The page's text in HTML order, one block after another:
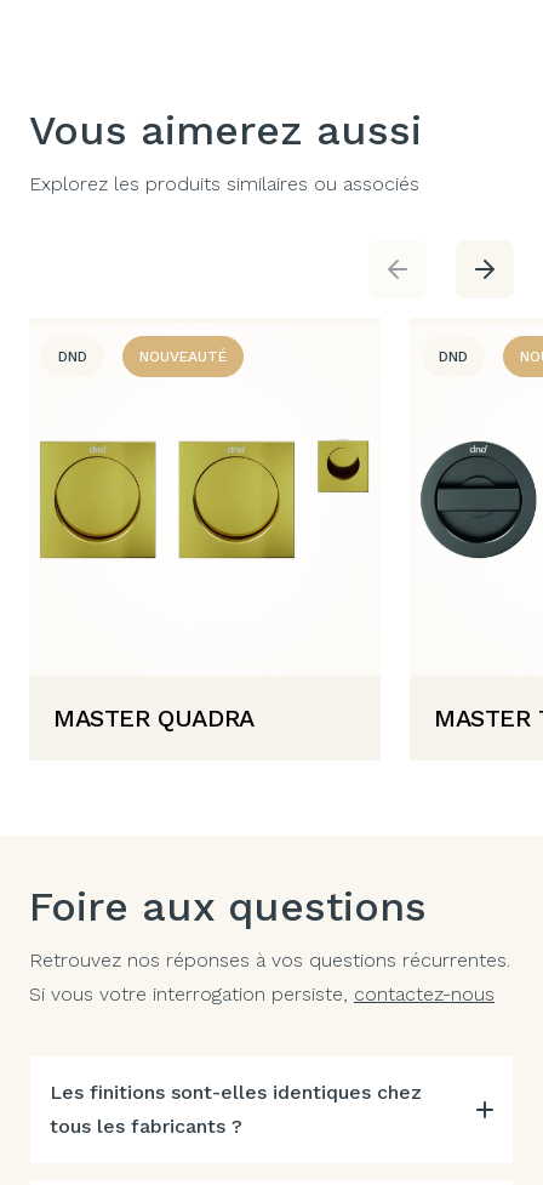
Vous aimerez aussi
Explorez les produits similaires ou associés
DND NOUVEAUTÉ
MASTER QUADRA
DND
MASTER
Foire aux questions
Retrouvez nos réponses à vos questions récurrentes.
Si vous votre interrogation persiste, contactez-nous
Les finitions sont-elles identiques chez
tous les fabricants ?